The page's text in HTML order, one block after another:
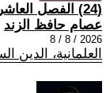
(24) الفصل العاشر محمد بن عبد الوهاب 2
عصام حافظ الزند
2026 / 8 / 8
العلمانية، الدين